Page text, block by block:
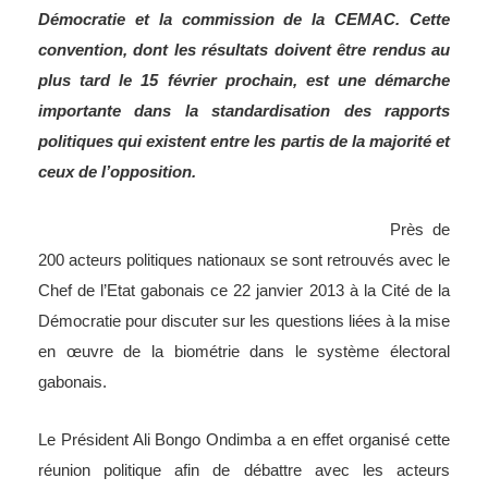
Démocratie et la commission de la CEMAC. Cette
convention, dont les résultats doivent être rendus au
plus tard le 15 février prochain, est une démarche
importante dans la standardisation des rapports
politiques qui existent entre les partis de la majorité et
ceux de l’opposition.
Près de
200 acteurs politiques nationaux se sont retrouvés avec le
Chef de l’Etat gabonais ce 22 janvier 2013 à la Cité de la
Démocratie pour discuter sur les questions liées à la mise
en œuvre de la biométrie dans le système électoral
gabonais.
Le Président Ali Bongo Ondimba a en effet organisé cette
réunion politique afin de débattre avec les acteurs